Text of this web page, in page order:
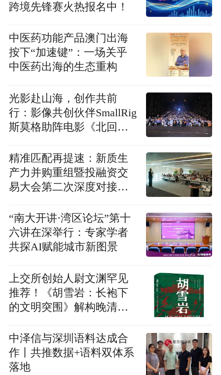
跨境先锋赛火热报名中！
中医药功能产品澳门出海
按下“加速键”：一场关乎
中医药出海的生态重构
光影赴山海，创作共前
行：影像共创伙伴SmallRig
斯莫格助阵电影《北回归
精准匹配再提速：新质生
产力并购重组暨投融资交
易大会第二次深度对接会
“南大开讲·湾区论坛”第十
六讲在深举行：专家学者
共探AI赋能城市新图景
上交所创始人尉文渊罕见
推荐！《胡雪岩：长袍下
的文明突围》解构晚清大
中泽信与深圳语料达成合
作丨共推数据+语料双体系
落地